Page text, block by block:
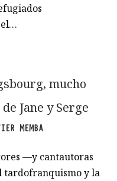
el…
mucho
Jane y Serge
MEMBA
—y cantautoras
tardofranquismo y la